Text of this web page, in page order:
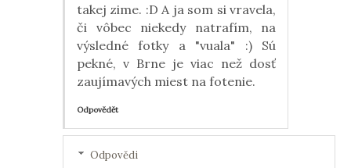
takej zime. :D A ja som si vravela,
či vôbec niekedy natrafím, na
výsledné fotky a "vuala" :) Sú
pekné, v Brne je viac než dosť
zaujímavých miest na fotenie.
Odpovědět
Odpovědi